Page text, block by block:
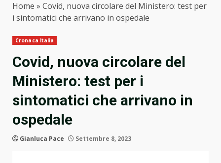
Home » Covid, nuova circolare del Ministero: test per
i sintomatici che arrivano in ospedale
Cronaca Italia
Covid, nuova circolare del
Ministero: test per i
sintomatici che arrivano in
ospedale
Gianluca Pace Settembre 8, 2023